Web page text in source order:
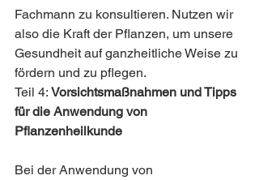
Fachmann zu konsultieren. Nutzen wir
also die Kraft der Pflanzen, um unsere
Gesundheit auf ganzheitliche Weise zu
fördern und zu pflegen.
Teil 4: Vorsichtsmaßnahmen und Tipps
für die Anwendung von
Pflanzenheilkunde
Bei der Anwendung von